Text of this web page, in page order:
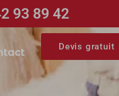
93 89 42
Devis gratuit